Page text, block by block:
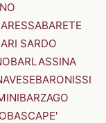
BARETE
SARDO
BARLASSINA
BARONISSI
BARZAGO
BASCAPE'